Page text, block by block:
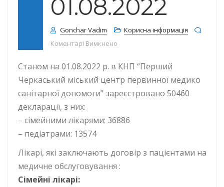
01.08.2022
Gonchar Vadim
Корисна інформація
Коментарі Вимкнено
Станом на 01.08.2022 р. в КНП “Перший
Черкаський міський центр первинної медико
санітарної допомоги” зареєстровано 50460
декларації, з них:
– сімейними лікарями: 36886
– педіатрами: 13574
Лікарі, які заключають договір з пацієнтами на
медичне обслуговування :
Сімейні лікарі: